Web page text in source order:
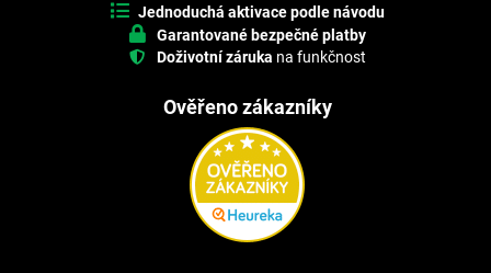
Jednoduchá aktivace podle návodu
Garantované bezpečné platby
Doživotní záruka na funkčnost
Ověřeno zákazníky